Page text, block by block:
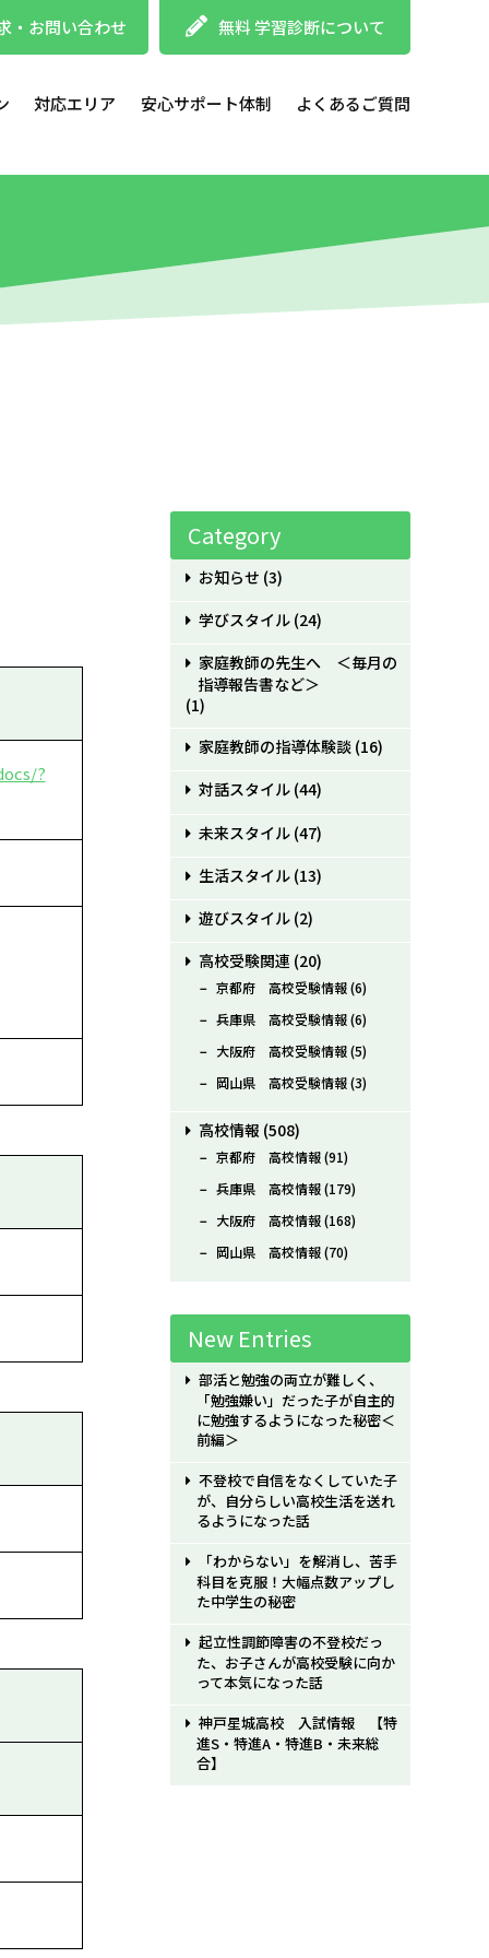
・お問い合わせ 無料 学習診断について
対応エリア 安心サポート体制 よくあるご質問
?
Category
お知らせ (3)
学びスタイル (24)
家庭教師の先生へ ＜毎月の
指導報告書など＞
(1)
家庭教師の指導体験談 (16)
対話スタイル (44)
未来スタイル (47)
生活スタイル (13)
遊びスタイル (2)
高校受験関連 (20)
京都府 高校受験情報(6)
兵庫県 高校受験情報(6)
大阪府 高校受験情報(5)
岡山県 高校受験情報(3)
高校情報 (508)
京都府 高校情報(91)
兵庫県 高校情報(179)
大阪府 高校情報(168)
岡山県 高校情報(70)
New Entries
部活と勉強の両立が難しく、
「勉強嫌い」だった子が自主的
に勉強するようになった秘密＜
前編＞
不登校で自信をなくしていた子
が、自分らしい高校生活を送れ
るようになった話
「わからない」を解消し、苦手
科目を克服！大幅点数アップし
た中学生の秘密
起立性調節障害の不登校だっ
た、お子さんが高校受験に向か
って本気になった話
神戸星城高校 入試情報 【特
進S・特進A・特進B・未来総
合】